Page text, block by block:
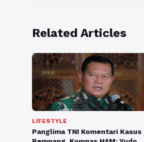
Related Articles
LIFESTYLE
Panglima TNI Komentari Kasus